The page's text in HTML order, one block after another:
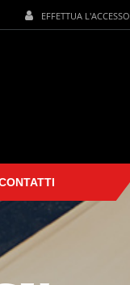
EFFETTUA L'ACCESSO